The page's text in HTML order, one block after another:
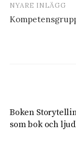
NYARE INLÄGG
Boken
som bok och